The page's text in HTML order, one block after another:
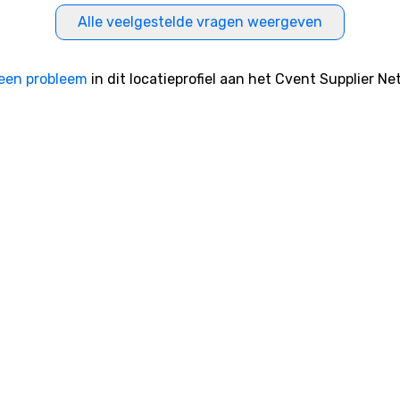
Alle veelgestelde vragen weergeven
probleem in dit locatieprofiel aan het Cvent Supplier